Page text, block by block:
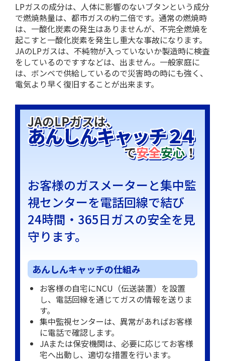
LPガスの成分は、人体に影響のないブタンという成分
で燃焼熱量は、都市ガスの約二倍です。通常の燃焼時
は、一酸化炭素の発生はありませんが、不完全燃焼を
起こすと一酸化炭素を発生し重大な事故になります。
JAのLPガスは、不純物が入っていないか製造時に検査
をしているのですすなどは、出ません。一般家庭に
は、ボンベで供給しているので災害時の時にも強く、
電気より早く復旧することが出来ます。
お客様のガスメーターと集中監
視センターを電話回線で結び
24時間・365日ガスの安全を見
守ります。
あんしんキャッチの仕組み
お客様の自宅にNCU（伝送装置）を設置
し、電話回線を通じてガスの情報を送りま
す。
集中監視センターは、異常があればお客様
に電話で確認します。
JAまたは保安機関は、必要に応じてお客様
宅へ出動し、適切な措置を行います。